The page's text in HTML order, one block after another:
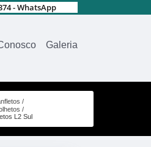
- WhatsApp
Galeria
L2 Sul